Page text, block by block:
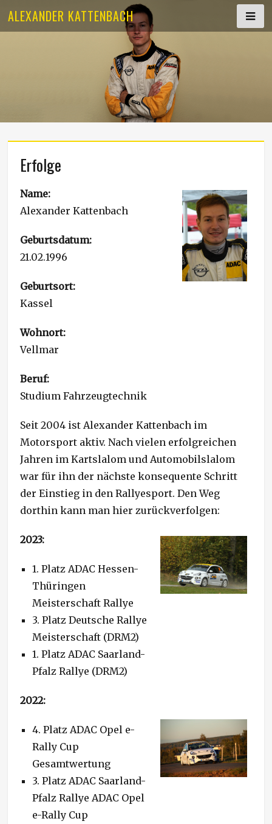
Skip
toALEXANDER KATTENBACH
Erfolge
Name:
Alexander Kattenbach
Geburtsdatum:
21.02.1996
Geburtsort:
Kassel
Wohnort:
Vellmar
Beruf:
Studium Fahrzeugtechnik
Seit 2004 ist Alexander Kattenbach im
Motorsport aktiv. Nach vielen erfolgreichen
Jahren im Kartslalom und Automobilslalom
war für ihn der nächste konsequente Schritt
der Einstieg in den Rallyesport. Den Weg
dorthin kann man hier zurückverfolgen:
2023:
1. Platz ADAC Hessen-
Thüringen
Meisterschaft Rallye
3. Platz Deutsche Rallye
Meisterschaft (DRM2)
1. Platz ADAC Saarland-
Pfalz Rallye (DRM2)
2022:
4. Platz ADAC Opel e-
Rally Cup
Gesamtwertung
3. Platz ADAC Saarland-
Pfalz Rallye ADAC Opel
e-Rally Cup